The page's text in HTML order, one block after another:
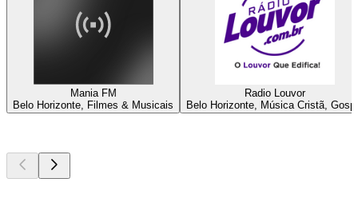
Mania FM
Belo Horizonte, Filmes & Musicais
Radio Louvor
Belo Horizonte, Música Cristã,